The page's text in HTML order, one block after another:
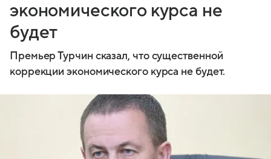
экономического курса не
будет
Премьер Турчин сказал, что существенной
коррекции экономического курса не будет.